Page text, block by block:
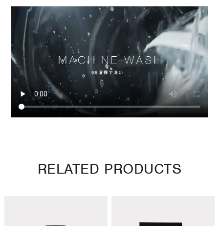
RELATED PRODUCTS